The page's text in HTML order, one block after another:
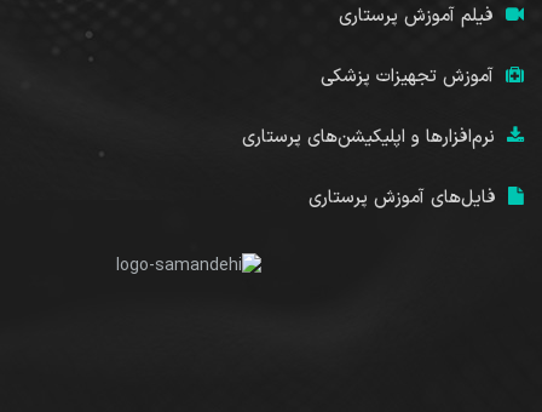
فیلم آموزش پرستاری
آموزش تجهیزات پزشکی
نرم‌افزارها و اپلیکیشن‌های پرستاری
فایل‌های آموزش پرستاری